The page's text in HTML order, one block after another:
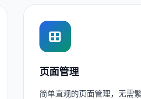
页面管理
简单直观的页面管理，无需